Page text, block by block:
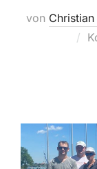
von